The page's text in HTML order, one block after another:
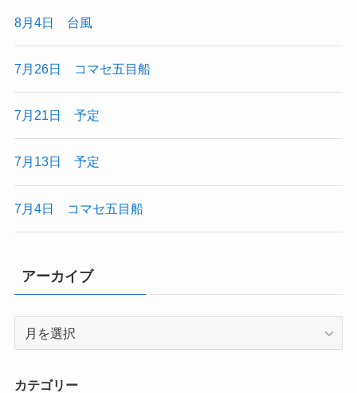
8月4日 台風
7月26日 コマセ五目船
7月21日 予定
7月13日 予定
7月4日 コマセ五目船
アーカイブ
イ
カテゴリー